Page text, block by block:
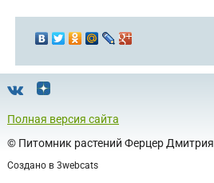
Полная версия сайта
© Питомник растений Ферцер Дмитрия
Создано в 3webcats